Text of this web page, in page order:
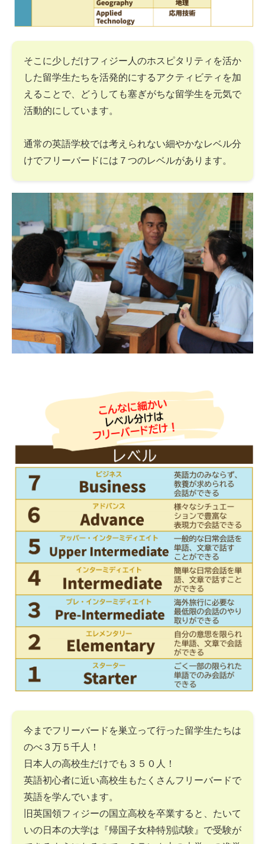
そこに少しだけフィジー人のホスピタリティを活か
した留学生たちを活発的にするアクティビティを加
えることで、どうしても塞ぎがちな留学生を元気で
活動的にしています。
通常の英語学校では考えられない細やかなレベル分
けでフリーバードには７つのレベルがあります。
今までフリーバードを巣立って行った留学生たちは
のべ３万５千人！
日本人の高校生だけでも３５０人！
英語初心者に近い高校生もたくさんフリーバードで
英語を学んでいます。
旧英国領フィジーの国立高校を卒業すると、たいて
いの日本の大学は『帰国子女枠特別試験』で受験が